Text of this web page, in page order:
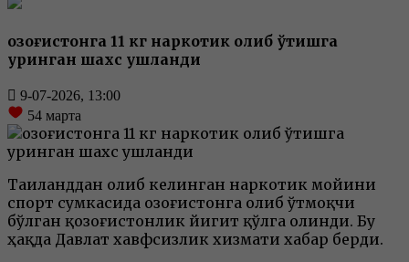
Қозоғистонга 11 кг наркотик олиб ўтишга
уринган шахс ушланди
9-07-2026, 13:00
54 марта
Таиланддан олиб келинган наркотик мойини
спорт сумкасида Қозоғистонга олиб ўтмоқчи
бўлган қозоғистонлик йигит қўлга олинди. Бу
ҳақда Давлат хавфсизлик хизмати хабар берди.